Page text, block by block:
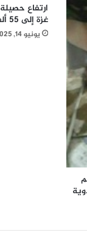
ارتفاع
غزة إلى 55 ألفا و297 شهيدا
يونيو 14, 2025